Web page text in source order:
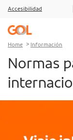
Go to menu
Go to the content
Go to footer
Accesibilidad
Home Información
Normas